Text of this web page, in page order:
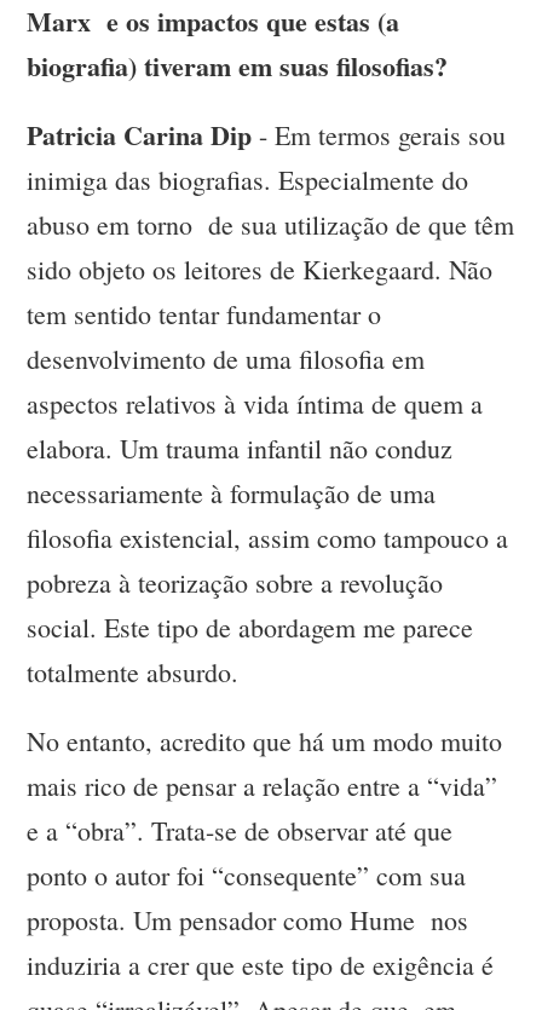
Marx e os impactos que estas (a
biografia) tiveram em suas filosofias?
Patricia Carina Dip - Em termos gerais sou
inimiga das biografias. Especialmente do
abuso em torno de sua utilização de que têm
sido objeto os leitores de Kierkegaard. Não
tem sentido tentar fundamentar o
desenvolvimento de uma filosofia em
aspectos relativos à vida íntima de quem a
elabora. Um trauma infantil não conduz
necessariamente à formulação de uma
filosofia existencial, assim como tampouco a
pobreza à teorização sobre a revolução
social. Este tipo de abordagem me parece
totalmente absurdo.
No entanto, acredito que há um modo muito
mais rico de pensar a relação entre a “vida”
e a “obra”. Trata-se de observar até que
ponto o autor foi “consequente” com sua
proposta. Um pensador como Hume nos
induziria a crer que este tipo de exigência é